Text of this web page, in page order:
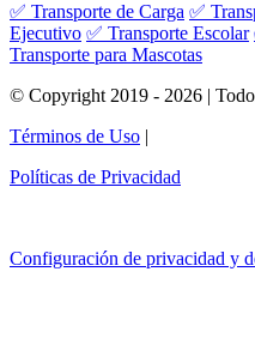
✅ Transporte de Carga ✅
Ejecutivo ✅ Transporte Escolar
Transporte para Mascotas
© Copyright 2019 - 2026 |
Términos de Uso |
Políticas de Privacidad
Configuración de privacidad y